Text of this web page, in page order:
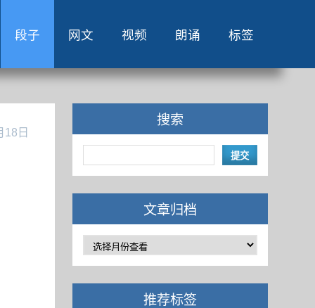
段子 网文 视频 朗诵 标签
18日
搜索
文章归档
推荐标签